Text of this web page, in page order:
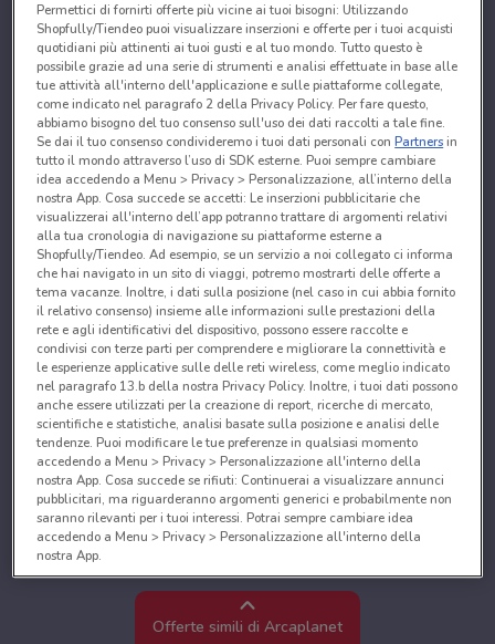
Offerte simili di Arcaplanet
Permettici di fornirti offerte più vicine ai tuoi bisogni: Utilizzando
Shopfully/Tiendeo puoi visualizzare inserzioni e offerte per i tuoi acquisti
quotidiani più attinenti ai tuoi gusti e al tuo mondo. Tutto questo è
possibile grazie ad una serie di strumenti e analisi effettuate in base alle
tue attività all'interno dell'applicazione e sulle piattaforme collegate,
come indicato nel paragrafo 2 della Privacy Policy. Per fare questo,
abbiamo bisogno del tuo consenso sull'uso dei dati raccolti a tale fine.
Se dai il tuo consenso condivideremo i tuoi dati personali conPartnersin
tutto il mondo attraverso l’uso di SDK esterne. Puoi sempre cambiare
idea accedendo a Menu > Privacy > Personalizzazione, all’interno della
nostra App. Cosa succede se accetti: Le inserzioni pubblicitarie che
visualizzerai all'interno dell’app potranno trattare di argomenti relativi
alla tua cronologia di navigazione su piattaforme esterne a
Shopfully/Tiendeo. Ad esempio, se un servizio a noi collegato ci informa
che hai navigato in un sito di viaggi, potremo mostrarti delle offerte a
tema vacanze. Inoltre, i dati sulla posizione (nel caso in cui abbia fornito
il relativo consenso) insieme alle informazioni sulle prestazioni della
rete e agli identificativi del dispositivo, possono essere raccolte e
condivisi con terze parti per comprendere e migliorare la connettività e
le esperienze applicative sulle delle reti wireless, come meglio indicato
nel paragrafo 13.b della nostra Privacy Policy. Inoltre, i tuoi dati possono
anche essere utilizzati per la creazione di report, ricerche di mercato,
scientifiche e statistiche, analisi basate sulla posizione e analisi delle
tendenze. Puoi modificare le tue preferenze in qualsiasi momento
accedendo a Menu > Privacy > Personalizzazione all'interno della
nostra App. Cosa succede se rifiuti: Continuerai a visualizzare annunci
pubblicitari, ma riguarderanno argomenti generici e probabilmente non
saranno rilevanti per i tuoi interessi. Potrai sempre cambiare idea
accedendo a Menu > Privacy > Personalizzazione all'interno della
nostra App.
Noi e i nostri partner trattiamo i dati per fornire:
Utilizzare dati di geolocalizzazione precisi. Scansione attiva delle
caratteristiche del dispositivo ai fini dell’identificazione. Archiviare